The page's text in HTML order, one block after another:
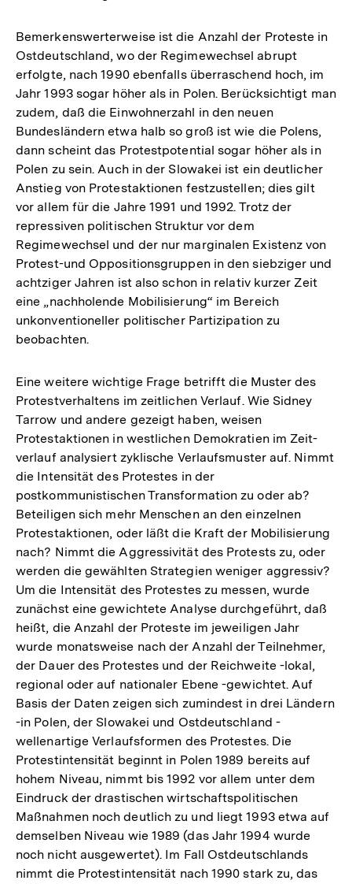
Bemerkenswerterweise ist die Anzahl der Proteste in
Ostdeutschland, wo der Regimewechsel abrupt
erfolgte, nach 1990 ebenfalls überraschend hoch, im
Jahr 1993 sogar höher als in Polen. Berücksichtigt man
zudem, daß die Einwohnerzahl in den neuen
Bundesländern etwa halb so groß ist wie die Polens,
dann scheint das Protestpotential sogar höher als in
Polen zu sein. Auch in der Slowakei ist ein deutlicher
Anstieg von Protestaktionen festzustellen; dies gilt
vor allem für die Jahre 1991 und 1992. Trotz der
repressiven politischen Struktur vor dem
Regimewechsel und der nur marginalen Existenz von
Protest-und Oppositionsgruppen in den siebziger und
achtziger Jahren ist also schon in relativ kurzer Zeit
eine „nachholende Mobilisierung“ im Bereich
unkonventioneller politischer Partizipation zu
beobachten.
Eine weitere wichtige Frage betrifft die Muster des
Protestverhaltens im zeitlichen Verlauf. Wie Sidney
Tarrow und andere gezeigt haben, weisen
Protestaktionen in westlichen Demokratien im Zeit-
verlauf analysiert zyklische Verlaufsmuster auf. Nimmt
die Intensität des Protestes in der
postkommunistischen Transformation zu oder ab?
Beteiligen sich mehr Menschen an den einzelnen
Protestaktionen, oder läßt die Kraft der Mobilisierung
nach? Nimmt die Aggressivität des Protests zu, oder
werden die gewählten Strategien weniger aggressiv?
Um die Intensität des Protestes zu messen, wurde
zunächst eine gewichtete Analyse durchgeführt, daß
heißt, die Anzahl der Proteste im jeweiligen Jahr
wurde monatsweise nach der Anzahl der Teilnehmer,
der Dauer des Protestes und der Reichweite -lokal,
regional oder auf nationaler Ebene -gewichtet. Auf
Basis der Daten zeigen sich zumindest in drei Ländern
-in Polen, der Slowakei und Ostdeutschland -
wellenartige Verlaufsformen des Protestes. Die
Protestintensität beginnt in Polen 1989 bereits auf
hohem Niveau, nimmt bis 1992 vor allem unter dem
Eindruck der drastischen wirtschaftspolitischen
Maßnahmen noch deutlich zu und liegt 1993 etwa auf
demselben Niveau wie 1989 (das Jahr 1994 wurde
noch nicht ausgewertet). Im Fall Ostdeutschlands
nimmt die Protestintensität nach 1990 stark zu, das